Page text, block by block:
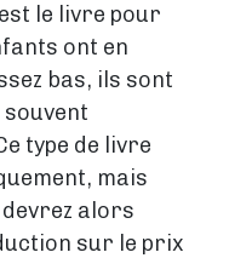
le livre pour
ont en
bas, ils sont
type de livre
mais
alors
sur le prix